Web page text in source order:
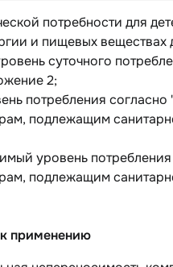
потребности для
и пищевых
суточного
2;
потребления
подлежащим
уровень
подлежащим
применению